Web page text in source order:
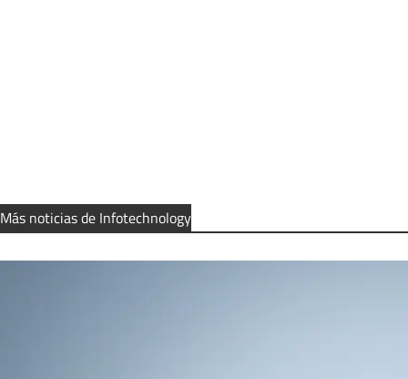
Más noticias de Infotechnology